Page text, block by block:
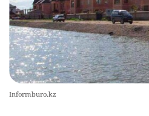
Informburo.kz